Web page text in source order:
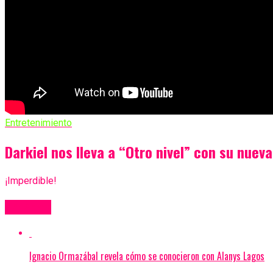
Entretenimiento
Darkiel nos lleva a “Otro nivel” con su
¡Imperdible!
Ignacio Ormazábal revela cómo se conocieron con Alanys Lagos